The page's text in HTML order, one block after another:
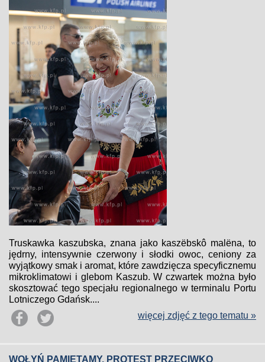
Truskawka kaszubska, znana jako kaszëbskô malëna, to
jędrny, intensywnie czerwony i słodki owoc, ceniony za
wyjątkowy smak i aromat, które zawdzięcza specyficznemu
mikroklimatowi i glebom Kaszub. W czwartek można było
skosztować tego specjału regionalnego w terminalu Portu
Lotniczego Gdańsk....
więcej zdjęć z tego tematu »
WOŁYŃ PAMIĘTAMY. PROTEST PRZECIWKO